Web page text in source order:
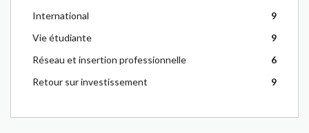
International
9
Vie étudiante
9
Réseau et insertion professionnelle
6
Retour sur investissement
9